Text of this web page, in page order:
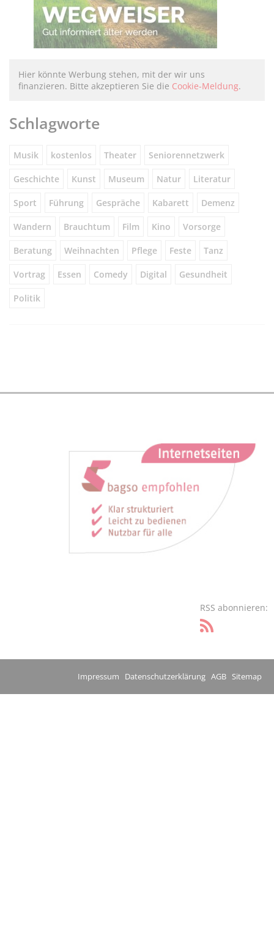
Hier könnte Werbung stehen, mit der wir uns
finanzieren. Bitte akzeptieren Sie die Cookie-Meldung.
Schlagworte
Musik kostenlos Theater Seniorennetzwerk
Geschichte Kunst Museum Natur Literatur
Sport Führung Gespräche Kabarett Demenz
Wandern Brauchtum Film Kino Vorsorge
Beratung Weihnachten Pflege Feste Tanz
Vortrag Essen Comedy Digital Gesundheit
Politik
RSS abonnieren:
Impressum Datenschutzerklärung AGB Sitemap